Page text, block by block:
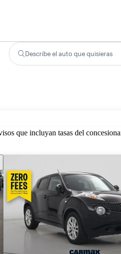
Describe el auto que quisieras
que incluyan tasas del
este Aviso